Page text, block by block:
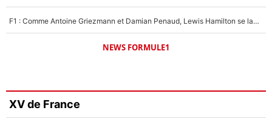
F1 : Comme Antoine Griezmann et Damian Penaud, Lewis Hamilton se lance dans le business des cartes à collectionner !
NEWS FORMULE1
XV de France